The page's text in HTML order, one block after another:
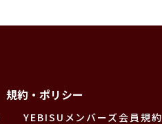
規約・ポリシー
YEBISUメンバーズ会員規約